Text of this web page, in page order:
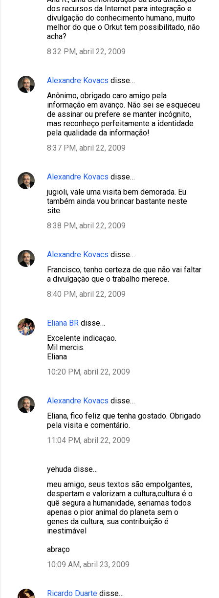
dos recursos da Internet para integração e
divulgação do conhecimento humano, muito
melhor do que o Orkut tem possibilitado, não
acha?
8:32 PM, abril 22, 2009
Alexandre Kovacs disse…
Anônimo, obrigado caro amigo pela
informação em avanço. Não sei se esqueceu
de assinar ou prefere se manter incógnito,
mas reconheço perfeitamente a identidade
pela qualidade da informação!
8:37 PM, abril 22, 2009
Alexandre Kovacs disse…
jugioli, vale uma visita bem demorada. Eu
também ainda vou brincar bastante neste
site.
8:38 PM, abril 22, 2009
Alexandre Kovacs disse…
Francisco, tenho certeza de que não vai faltar
a divulgação que o trabalho merece.
8:40 PM, abril 22, 2009
Eliana BR disse…
Excelente indicaçao.
Mil mercis.
Eliana
10:20 PM, abril 22, 2009
Alexandre Kovacs disse…
Eliana, fico feliz que tenha gostado. Obrigado
pela visita e comentário.
11:04 PM, abril 22, 2009
yehuda disse…
meu amigo, seus textos são empolgantes,
despertam e valorizam a cultura,cultura é o
quê segura a humanidade, seriamas todos
apenas o pior animal do planeta sem o
genes da cultura, sua contribuição é
inestimável
abraço
10:09 AM, abril 23, 2009
Ricardo Duarte disse…